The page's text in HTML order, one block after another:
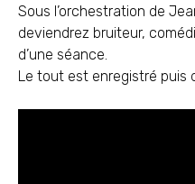
Sous l’orchestration de
deviendrez bruiteur,
d’une séance.
Le tout est enregistré puis